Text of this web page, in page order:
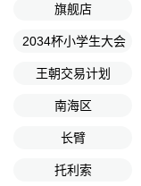
旗舰店
2034杯小学生大会
王朝交易计划
南海区
长臂
托利索